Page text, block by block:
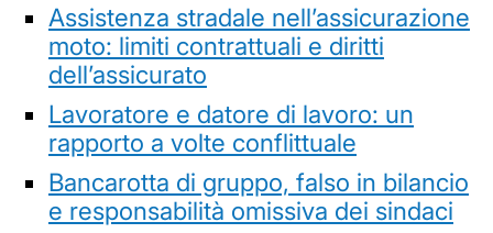
Assistenza stradale nell’assicurazione
moto: limiti contrattuali e diritti
dell’assicurato
Lavoratore e datore di lavoro: un
rapporto a volte conflittuale
Bancarotta di gruppo, falso in bilancio
e responsabilità omissiva dei sindaci